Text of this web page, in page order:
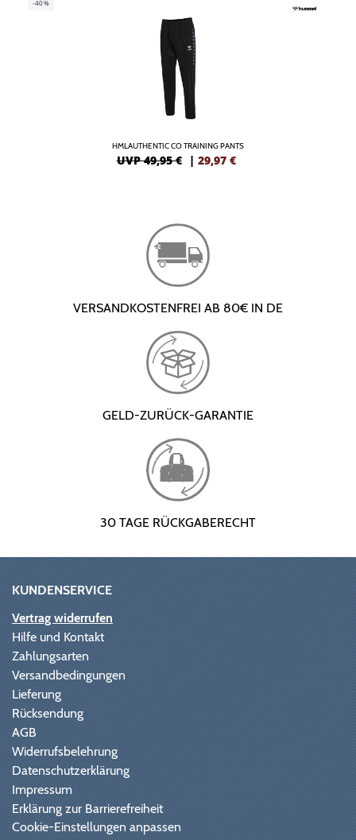
-40%
HMLAUTHENTIC CO TRAINING PANTS
UVP 49,95 € | 29,97 €
VERSANDKOSTENFREI AB 80€ IN DE
GELD-ZURÜCK-GARANTIE
30 TAGE RÜCKGABERECHT
KUNDENSERVICE
Vertrag widerrufen
Hilfe und Kontakt
Zahlungsarten
Versandbedingungen
Lieferung
Rücksendung
AGB
Widerrufsbelehrung
Datenschutzerklärung
Impressum
Erklärung zur Barrierefreiheit
Cookie-Einstellungen anpassen